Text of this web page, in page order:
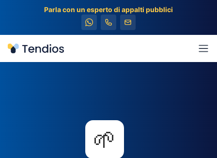
Parla con un esperto di appalti pubblici
Tendios
🌱